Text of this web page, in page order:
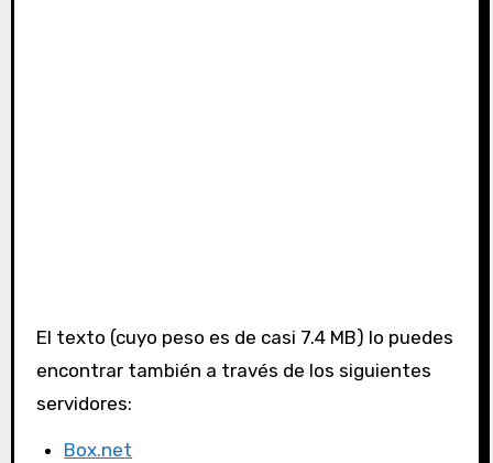
El texto (cuyo peso es de casi 7.4 MB) lo puedes
encontrar también a través de los siguientes
servidores:
Box.net